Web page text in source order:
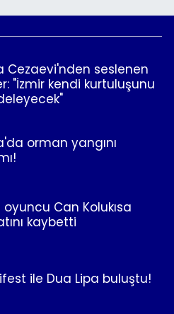
Cezaevi'nden seslenen
"İzmir kendi kurtuluşunu
orman yangını
oyuncu Can Kolukısa
kaybetti
ile Dua Lipa buluştu!